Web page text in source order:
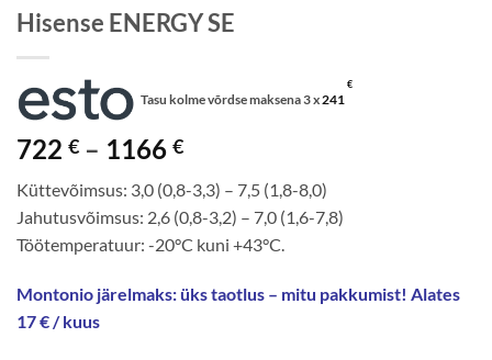
Hisense ENERGY SE
Tasu kolme võrdse maksena 3 x 241
€
722 € – 1166 €Price
722 €
through
1166 €
Küttevõimsus: 3,0 (0,8-3,3) – 7,5 (1,8-8,0)
Jahutusvõimsus: 2,6 (0,8-3,2) – 7,0 (1,6-7,8)
Töötemperatuur: -20°C kuni +43°C.
Montonio järelmaks: üks taotlus – mitu pakkumist! Alates
17 € / kuus